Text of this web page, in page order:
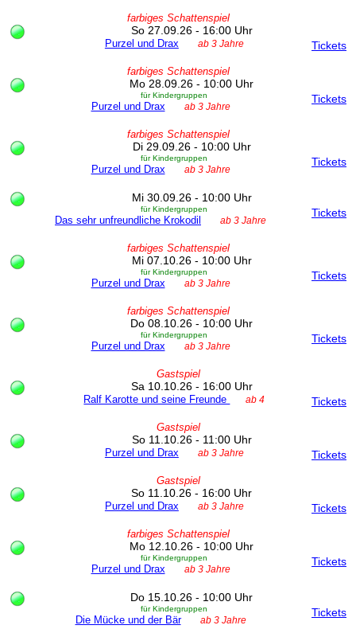
farbiges Schattenspiel
So 27.09.26 - 16:00 Uhr
Tickets
Purzel und Drax ab 3 Jahre
farbiges Schattenspiel
Mo 28.09.26 - 10:00 Uhr
Tickets
für Kindergruppen
Purzel und Drax ab 3 Jahre
farbiges Schattenspiel
Di 29.09.26 - 10:00 Uhr
Tickets
für Kindergruppen
Purzel und Drax ab 3 Jahre
Mi 30.09.26 - 10:00 Uhr
Tickets
für Kindergruppen
Das sehr unfreundliche Krokodil ab 3 Jahre
farbiges Schattenspiel
Mi 07.10.26 - 10:00 Uhr
Tickets
für Kindergruppen
Purzel und Drax ab 3 Jahre
farbiges Schattenspiel
Do 08.10.26 - 10:00 Uhr
Tickets
für Kindergruppen
Purzel und Drax ab 3 Jahre
Gastspiel
Sa 10.10.26 - 16:00 Uhr
Tickets
Ralf Karotte und seine Freunde ab 4
Gastspiel
So 11.10.26 - 11:00 Uhr
Tickets
Purzel und Drax ab 3 Jahre
Gastspiel
So 11.10.26 - 16:00 Uhr
Tickets
Purzel und Drax ab 3 Jahre
farbiges Schattenspiel
Mo 12.10.26 - 10:00 Uhr
Tickets
für Kindergruppen
Purzel und Drax ab 3 Jahre
Do 15.10.26 - 10:00 Uhr
Tickets
für Kindergruppen
Die Mücke und der Bär ab 3 Jahre